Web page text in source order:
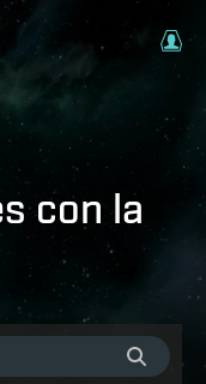
con la